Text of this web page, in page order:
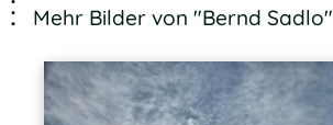
Mehr Bilder von "Bernd Sadlo"